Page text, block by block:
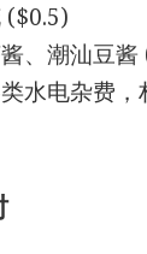
($0.5)
、潮汕豆酱
水电杂费